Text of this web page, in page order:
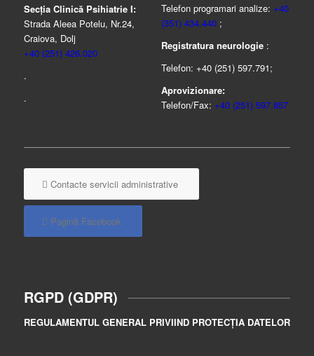
Secția Clinică Psihiatrie I:
Strada Aleea Potelu, Nr.24,
Craiova, Dolj
+40 (251) 426.020
.
.
Telefon programari analize: +40
(351) 434.440 ;
Registratura neurologie :
Telefon: +40 (251) 597.791;
Aprovizionare:
Telefon/Fax: +40 (251) 597.857
Contacte servicii administrative
Pagină Facebook
RGPD (GDPR)
REGULAMENTUL GENERAL PRIVIIND PROTECȚIA DATELOR